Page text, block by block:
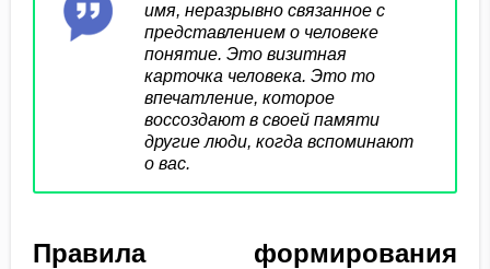
имя, неразрывно связанное с
представлением о человеке
понятие. Это визитная
карточка человека. Это то
впечатление, которое
воссоздают в своей памяти
другие люди, когда вспоминают
о вас.
Правила формирования